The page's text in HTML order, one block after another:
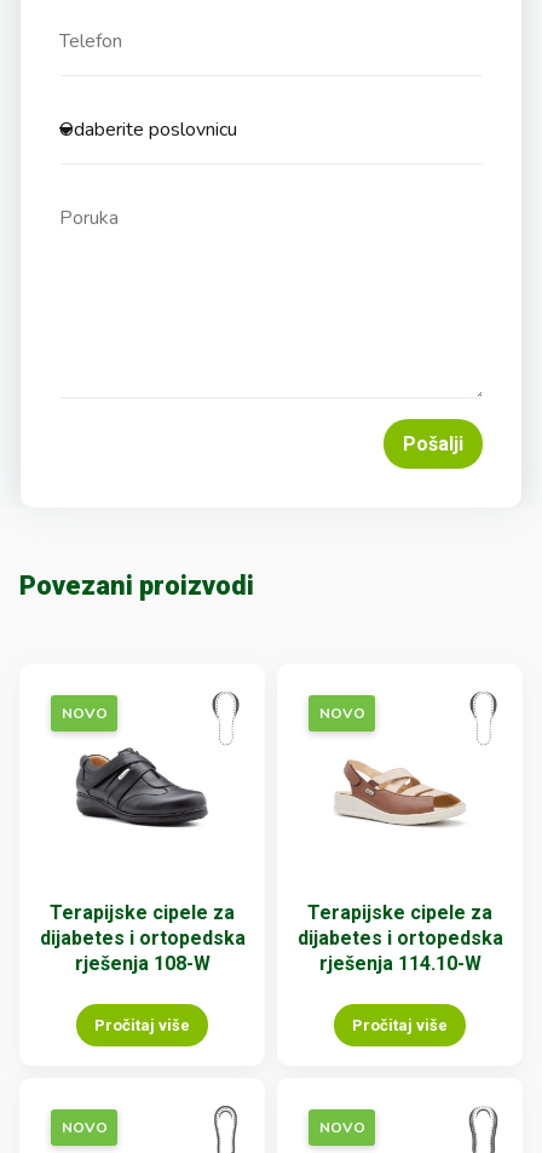
Pošalji
Povezani proizvodi
NOVO
Terapijske cipele za
dijabetes i ortopedska
rješenja 108-W
Pročitaj više
NOVO
Terapijske cipele za
dijabetes i ortopedska
rješenja 114.10-W
Pročitaj više
NOVO NOVO